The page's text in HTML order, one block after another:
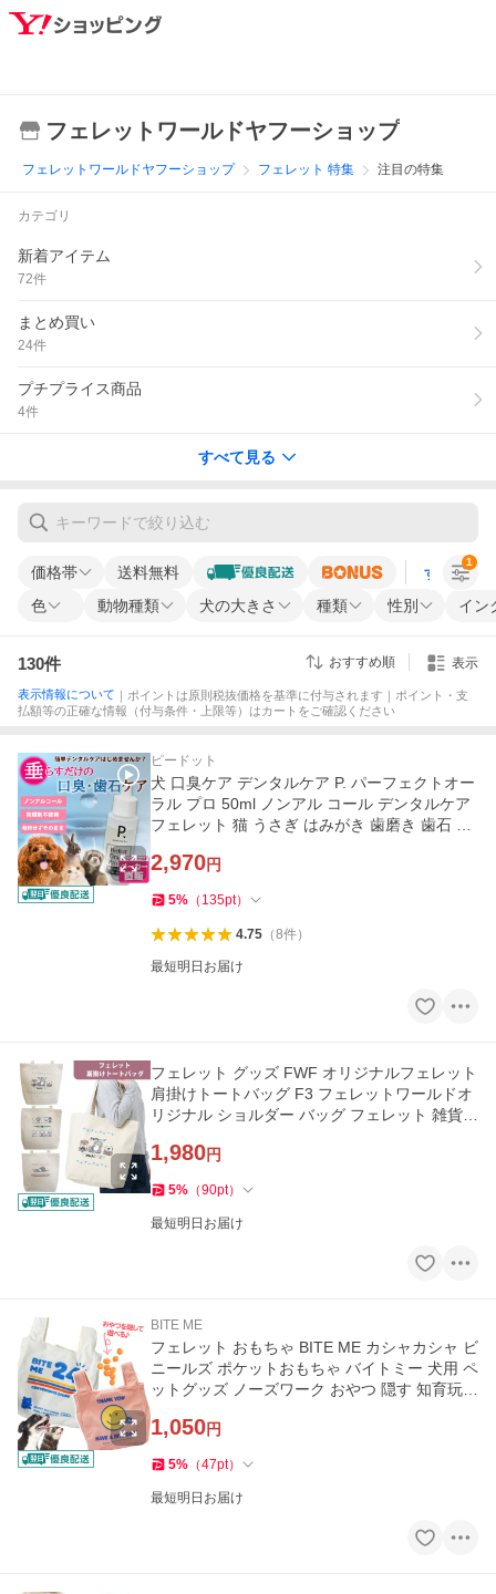
フェレットワールドヤフーショップ
フェレットワールドヤフーショップ フェレット 特集 注目の特集
カテゴリ
新着アイテム
72件
まとめ買い
24件
プチプライス商品
4件
すべて見る
価格帯 送料無料 すべての条
色 動物種類 犬の大きさ 種類 性別 イン
1
130件 おすすめ順 表示
表示情報について ｜ポイントは原則税抜価格を基準に付与されます｜ポイント・支
払額等の正確な情報（付与条件・上限等）はカートをご確認ください
ピードット
犬 口臭ケア デンタルケア P. パーフェクトオー
ラル プロ 50ml ノンアル コール デンタルケア
フェレット 猫 うさぎ はみがき 歯磨き 歯石 歯
2,970円
5% （ 135pt）
4.75（8件）
最短明日お届け
フェレット グッズ FWF オリジナルフェレット
肩掛けトートバッグ F3 フェレットワールドオ
リジナル ショルダー バッグ フェレット 雑貨
1,980円
5% （90pt）
最短明日お届け
BITE ME
フェレット おもちゃ BITE ME カシャカシャ ビ
ニールズ ポケットおもちゃ バイトミー 犬用 ペ
ットグッズ ノーズワーク おやつ 隠す 知育玩具
1,050円
5% （47pt）
最短明日お届け